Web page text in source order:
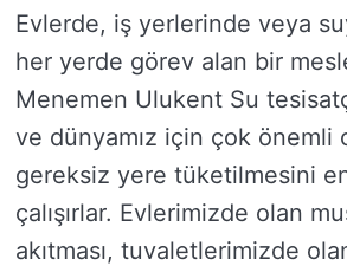
Evlerde, iş yerlerinde veya
her yerde görev alan bir
Menemen Ulukent Su
ve dünyamız için çok önemli
gereksiz yere tüketilmesini
çalışırlar. Evlerimizde olan
akıtması, tuvaletlerimizde olan